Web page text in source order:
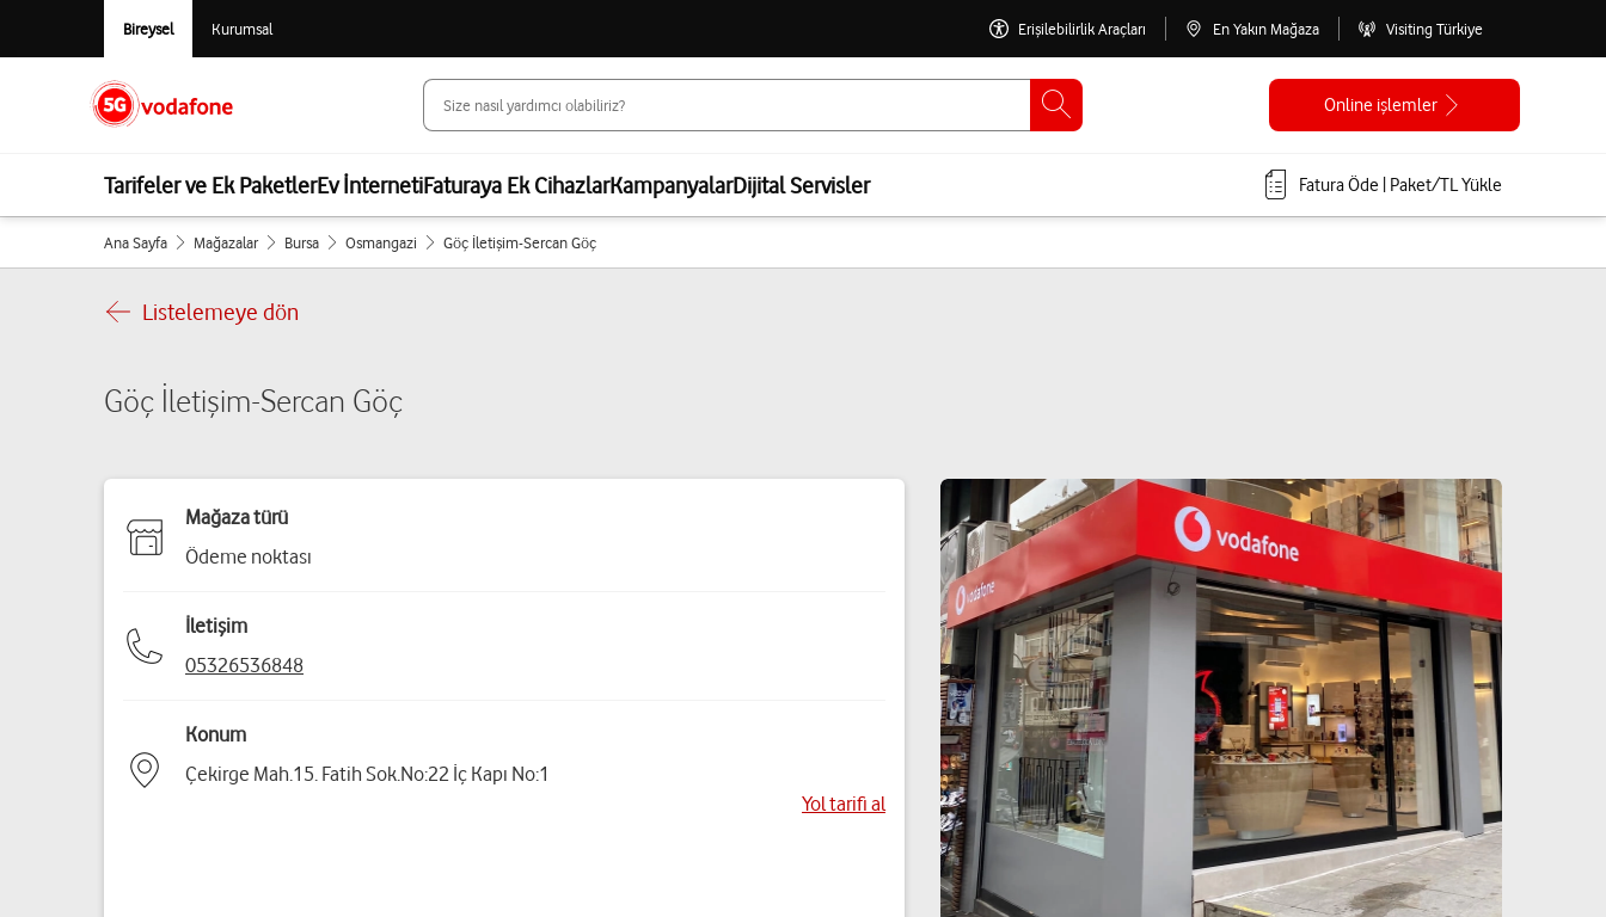
Bireysel Kurumsal Erişilebilirlik Araçları En Yakın Mağaza Visiting Türkiye
Online işlemler
Tarifeler ve Ek PaketlerEv İnternetiFaturaya Ek CihazlarKampanyalarDijital Servisler Fatura Öde | Paket/TL Yükle
Ana Sayfa Mağazalar Bursa Osmangazi Göç İletişim-Sercan Göç
Listelemeye dön
Göç İletişim-Sercan Göç
Mağaza türü
Ödeme noktası
İletişim
05326536848
Konum
Çekirge Mah.15. Fatih Sok.No:22 İç Kapı No:1
Yol tarifi al